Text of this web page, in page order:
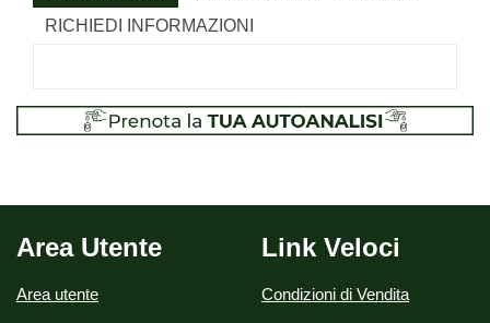
RICHIEDI INFORMAZIONI
Area Utente
Area utente
Link Veloci
Condizioni di Vendita